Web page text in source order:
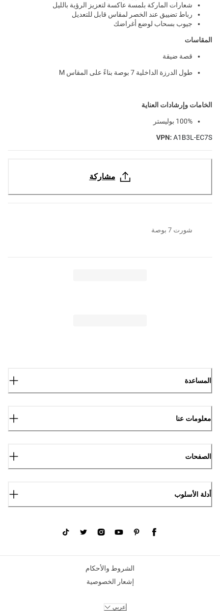
شعارات الماركة بلمسة عاكسة لتعزيز الرؤية بالليل
رباط تضييق عند الخصر لمقاس قابل للتعديل
جيوب بسحاب لوضع أغراضك
المقاسات
قصة ضيقة
طول الدرزة الداخلية 7 بوصة بناءً على المقاس M
الخامات وإرشادات العناية
100% بوليستر
VPN: A1B3L-EC7S
مشاركة
شورت 7 بوصة
المساعدة
معلومات عنا
الصفحات
أدلة الأسلوب
الشروط والأحكام
إشعار الخصوصية
عربي